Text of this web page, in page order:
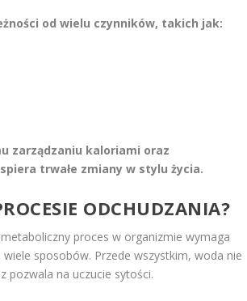
od wielu czynników, takich jak:
zarządzaniu kaloriami oraz
trwałe zmiany w stylu życia.
ODCHUDZANIA?
metaboliczny proces w organizmie wymaga
sposobów. Przede wszystkim, woda nie
pozwala na uczucie sytości.